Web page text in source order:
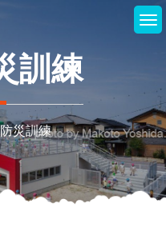
訓練
災訓練